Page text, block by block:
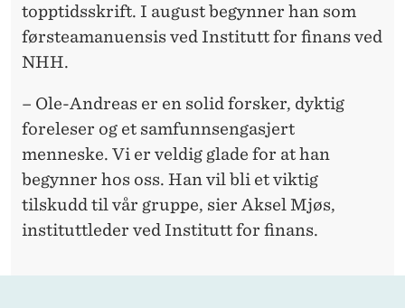
topptidsskrift. I august begynner han som
førsteamanuensis ved Institutt for finans ved
NHH.
– Ole-Andreas er en solid forsker, dyktig
foreleser og et samfunnsengasjert
menneske. Vi er veldig glade for at han
begynner hos oss. Han vil bli et viktig
tilskudd til vår gruppe, sier Aksel Mjøs,
instituttleder ved Institutt for finans.